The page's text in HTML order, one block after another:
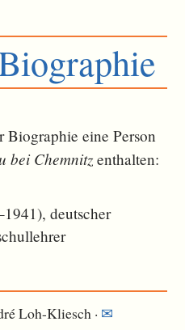
eine Person
bei Chemnitz ent­halten:
deutscher
Loh-Kliesch · ✉